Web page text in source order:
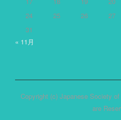
24
25 26 27
31
« 11月
Copyright (c) Japanese Society
are